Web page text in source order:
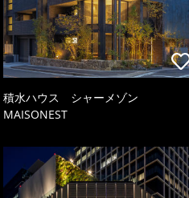
積水ハウス シャーメゾン
MAISONEST